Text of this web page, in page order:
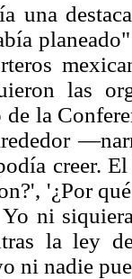
una
las
de la
creer. El
'¿Por
ni
la ley
ni nadie